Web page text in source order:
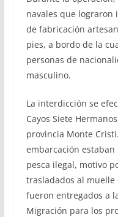
navales que lograron
de fabricación
pies, a bordo de la
personas de
masculino.
La interdicción se
Cayos Siete
provincia Monte
embarcación
pesca ilegal, motivo
trasladados al muelle
fueron entregados a
Migración para los